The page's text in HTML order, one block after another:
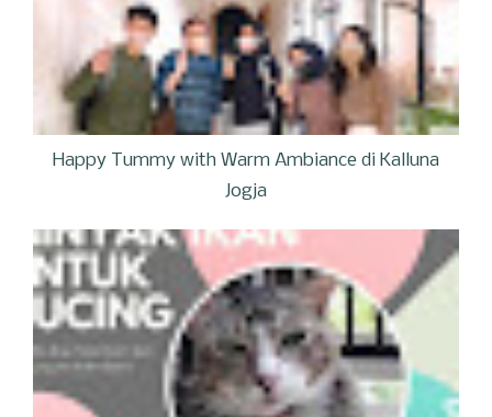
Happy Tummy with Warm Ambiance di Kalluna
Jogja